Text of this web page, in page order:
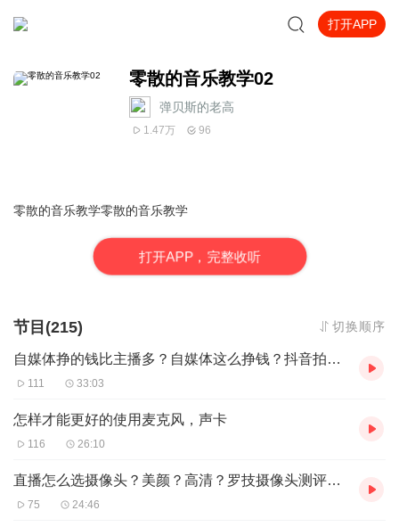
打开APP
零散的音乐教学02
弹贝斯的老高
1.47万 96
零散的音乐教学零散的音乐教学
打开APP，完整收听
节目(215) 切换顺序
自媒体挣的钱比主播多？自媒体这么挣钱？抖音拍视频的挣多少钱？如何挣的钱
111 33:03
怎样才能更好的使用麦克风，声卡
116 26:10
直播怎么选摄像头？美颜？高清？罗技摄像头测评，罗技c920测评
75 24:46